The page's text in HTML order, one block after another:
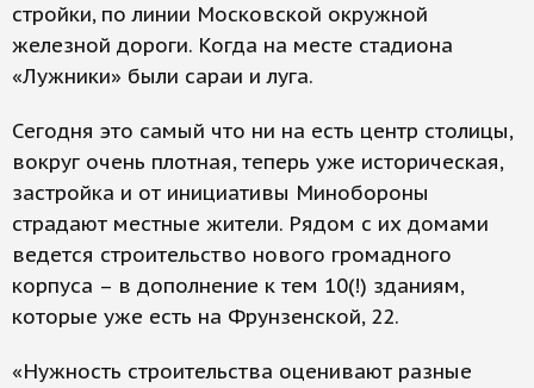
стройки, по линии Московской окружной
железной дороги. Когда на месте стадиона
«Лужники» были сараи и луга.
Сегодня это самый что ни на есть центр столицы,
вокруг очень плотная, теперь уже историческая,
застройка и от инициативы Минобороны
страдают местные жители. Рядом с их домами
ведется строительство нового громадного
корпуса – в дополнение к тем 10(!) зданиям,
которые уже есть на Фрунзенской, 22.
«Нужность строительства оценивают разные